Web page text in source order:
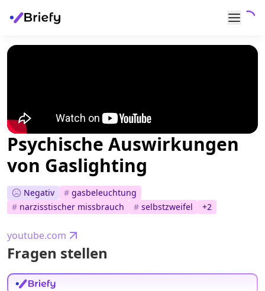
Psychische Auswirkungen
von Gaslighting
Negativ # gasbeleuchtung
# narzisstischer missbrauch # selbstzweifel +2
youtube.com
Fragen stellen